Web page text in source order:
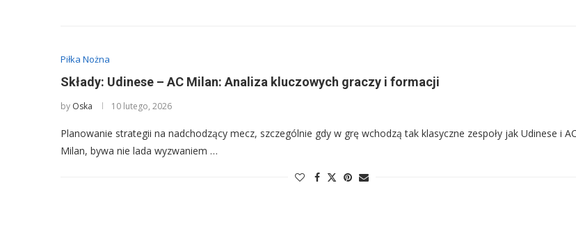
Piłka Nożna
Składy: Udinese – AC Milan: Analiza kluczowych graczy i formacji
by Oska 10 lutego, 2026
Planowanie strategii na nadchodzący mecz, szczególnie gdy w grę wchodzą tak klasyczne zespoły jak Udinese i AC
Milan, bywa nie lada wyzwaniem …